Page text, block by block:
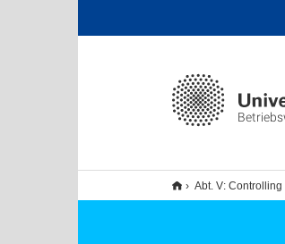
Abt. V: Controlling